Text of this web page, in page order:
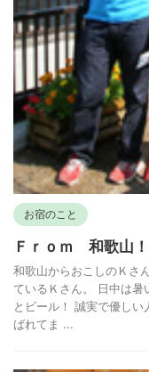
お宿のこと
Ｆｒｏｍ 和歌山！
和歌山からおこしのＫさ
ているＫさん。 日中は暑
とビール！ 誠実で優し
ばれてま ...